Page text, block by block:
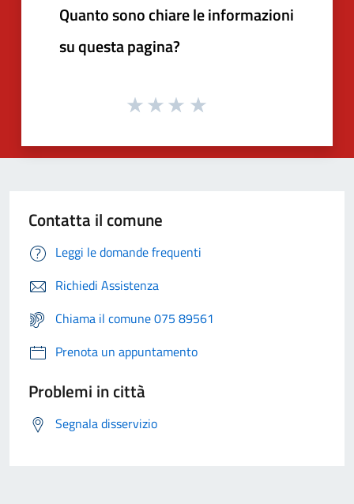
Quanto sono chiare le informazioni
su questa pagina?
Contatta il comune
Leggi le domande frequenti
Richiedi Assistenza
Chiama il comune 075 89561
Prenota un appuntamento
Problemi in città
Segnala disservizio